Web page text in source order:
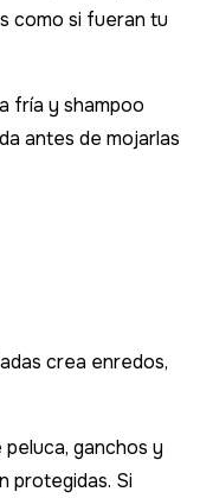
como si fueran tu
fría y shampoo
antes de mojarlas
crea enredos,
ganchos y
protegidas. Si